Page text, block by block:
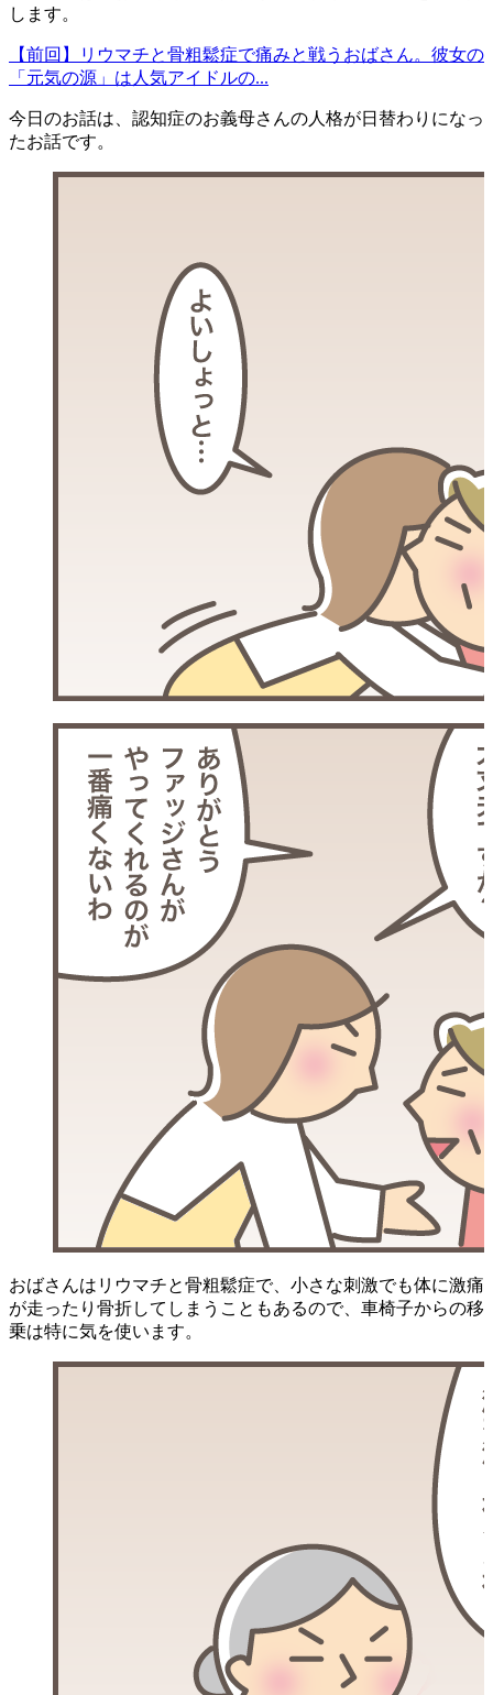
します。
【前回】リウマチと骨粗鬆症で痛みと戦うおばさん。彼女の
「元気の源」は人気アイドルの...
今日のお話は、認知症のお義母さんの人格が日替わりになっ
たお話です。
おばさんはリウマチと骨粗鬆症で、小さな刺激でも体に激痛
が走ったり骨折してしまうこともあるので、車椅子からの移
乗は特に気を使います。